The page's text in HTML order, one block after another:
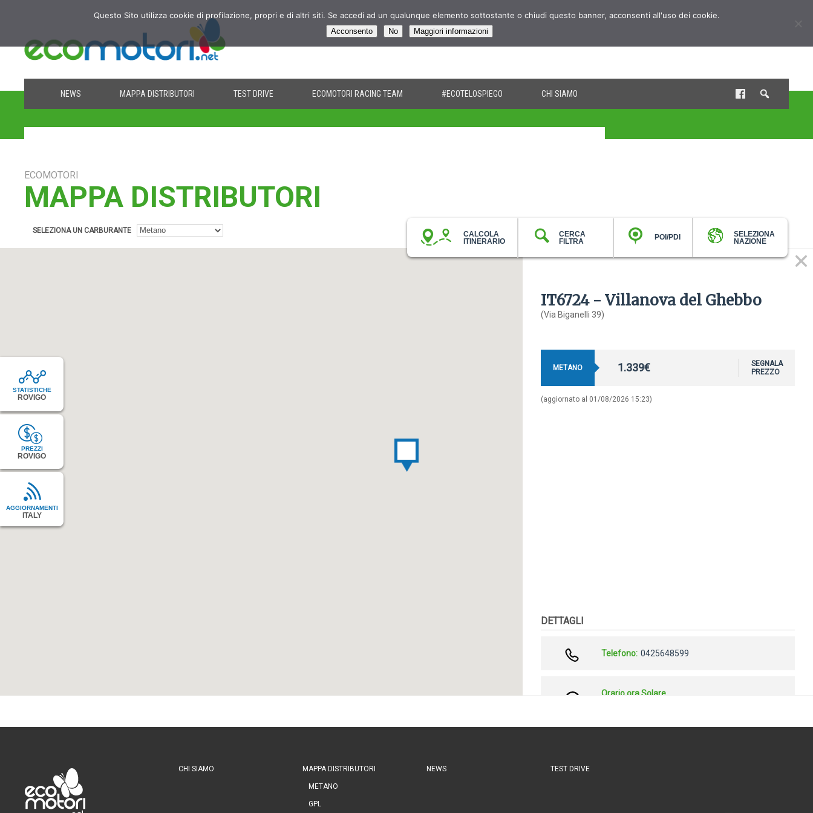
NEWS MAPPA DISTRIBUTORI TEST DRIVE ECOMOTORI RACING TEAM #ECOTELOSPIEGO CHI SIAMO
ECOMOTORI
MAPPA DISTRIBUTORI
CHI SIAMO MAPPA DISTRIBUTORI
METANO
GPL
NEWS TEST DRIVE
Questo Sito utilizza cookie di profilazione, propri e di altri siti. Se accedi ad un qualunque elemento sottostante o chiudi questo banner, acconsenti all'uso dei cookie.
Acconsento No Maggiori informazioni